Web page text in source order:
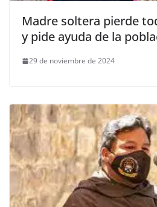
Madre soltera pierde
y pide ayuda de la
29 de noviembre de 2024